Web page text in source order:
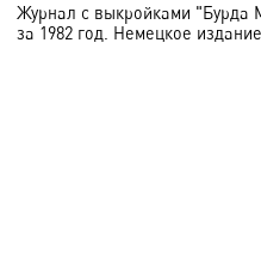
Журнал с выкройками
за 1982 год. Немецкое издание.